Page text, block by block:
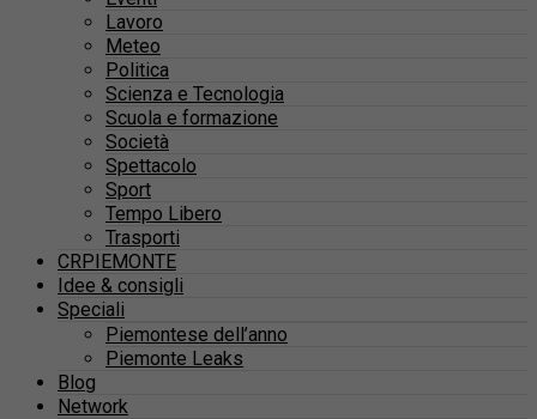
Lavoro
Meteo
Politica
Scienza e Tecnologia
Scuola e formazione
Società
Spettacolo
Sport
Tempo Libero
Trasporti
CRPIEMONTE
Idee & consigli
Speciali
Piemontese dell’anno
Piemonte Leaks
Blog
Network